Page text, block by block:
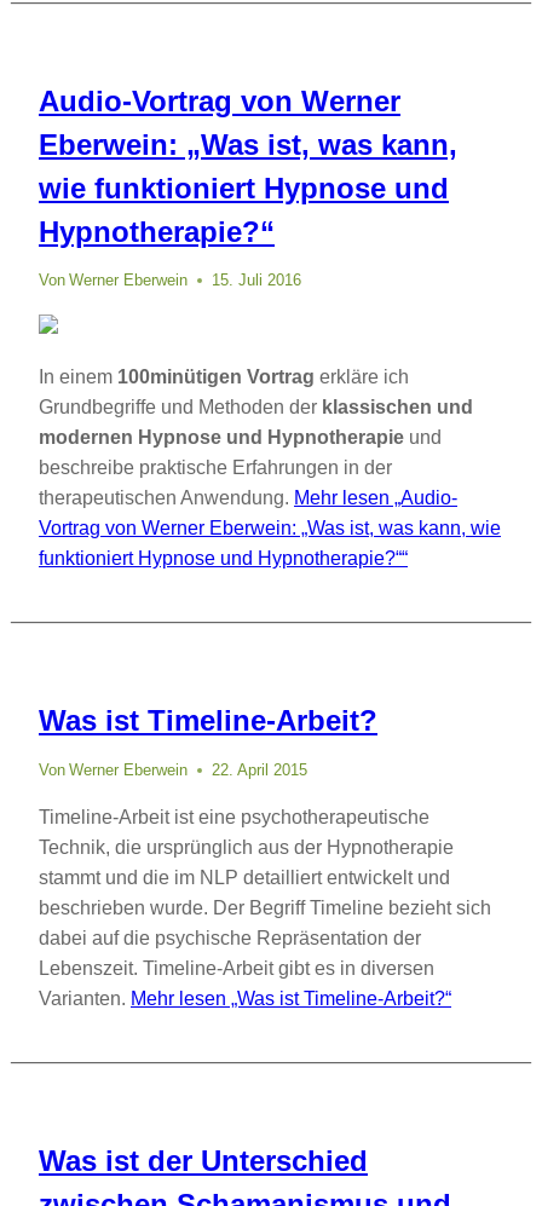
Audio-Vortrag von Werner
Eberwein: „Was ist, was kann,
wie funktioniert Hypnose und
Hypnotherapie?“
Von Werner Eberwein 15. Juli 2016
In einem 100minütigen Vortrag erkläre ich
Grundbegriffe und Methoden der klassischen und
modernen Hypnose und Hypnotherapie und
beschreibe praktische Erfahrungen in der
therapeutischen Anwendung. Mehr lesen „Audio-
Vortrag von Werner Eberwein: „Was ist, was kann, wie
funktioniert Hypnose und Hypnotherapie?““
Was ist Timeline-Arbeit?
Von Werner Eberwein 22. April 2015
Timeline-Arbeit ist eine psychotherapeutische
Technik, die ursprünglich aus der Hypnotherapie
stammt und die im NLP detailliert entwickelt und
beschrieben wurde. Der Begriff Timeline bezieht sich
dabei auf die psychische Repräsentation der
Lebenszeit. Timeline-Arbeit gibt es in diversen
Varianten. Mehr lesen „Was ist Timeline-Arbeit?“
Was ist der Unterschied